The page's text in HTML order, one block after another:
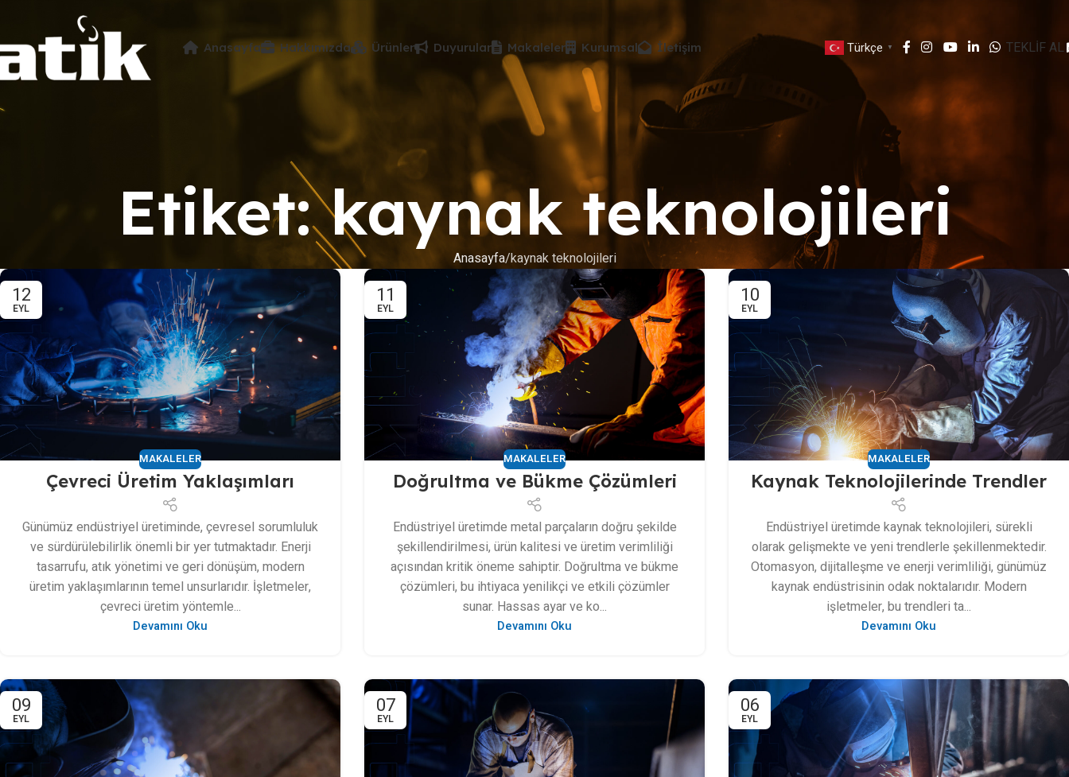
Anasayfa Hakkımızda Ürünler Duyurular Makaleler Kurumsal İletişim Türkçe ▼ TEKLİF AL
Etiket: kaynak teknolojileri
Anasayfa kaynak teknolojileri
12
EYL
MAKALELER
Çevreci Üretim Yaklaşımları
Günümüz endüstriyel üretiminde, çevresel sorumluluk
ve sürdürülebilirlik önemli bir yer tutmaktadır. Enerji
tasarrufu, atık yönetimi ve geri dönüşüm, modern
üretim yaklaşımlarının temel unsurlarıdır. İşletmeler,
çevreci üretim yöntemle...
Devamını Oku
11
EYL
MAKALELER
Doğrultma ve Bükme Çözümleri
Endüstriyel üretimde metal parçaların doğru şekilde
şekillendirilmesi, ürün kalitesi ve üretim verimliliği
açısından kritik öneme sahiptir. Doğrultma ve bükme
çözümleri, bu ihtiyaca yenilikçi ve etkili çözümler
sunar. Hassas ayar ve ko...
Devamını Oku
10
EYL
MAKALELER
Kaynak Teknolojilerinde Trendler
Endüstriyel üretimde kaynak teknolojileri, sürekli
olarak gelişmekte ve yeni trendlerle şekillenmektedir.
Otomasyon, dijitalleşme ve enerji verimliliği, günümüz
kaynak endüstrisinin odak noktalarıdır. Modern
işletmeler, bu trendleri ta...
Devamını Oku
09
EYL
07
EYL
06
EYL